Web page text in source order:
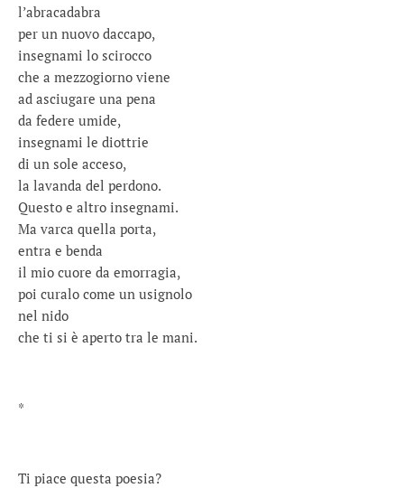
l’abracadabra
per un nuovo daccapo,
insegnami lo scirocco
che a mezzogiorno viene
ad asciugare una pena
da federe umide,
insegnami le diottrie
di un sole acceso,
la lavanda del perdono.
Questo e altro insegnami.
Ma varca quella porta,
entra e benda
il mio cuore da emorragia,
poi curalo come un usignolo
nel nido
che ti si è aperto tra le mani.
*
Ti piace questa poesia?